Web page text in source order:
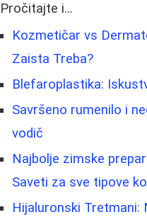
Pročitajte i...
Kozmetičar vs
Zaista Treba?
Blefaroplastika:
Savršeno rumenilo i
vodič
Najbolje zimske
Saveti za sve tipove
Hijaluronski Tretmani: